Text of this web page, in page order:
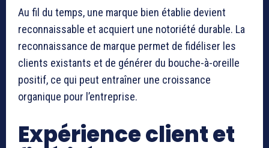
Au fil du temps, une marque bien établie devient
reconnaissable et acquiert une notoriété durable. La
reconnaissance de marque permet de fidéliser les
clients existants et de générer du bouche-à-oreille
positif, ce qui peut entraîner une croissance
organique pour l’entreprise.
Expérience client et